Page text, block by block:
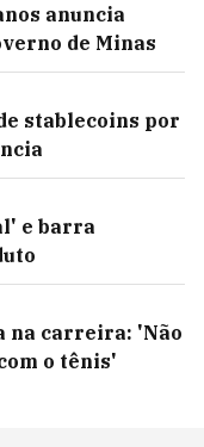
anuncia
de Minas
stablecoins por
e barra
na carreira: 'Não
o tênis'